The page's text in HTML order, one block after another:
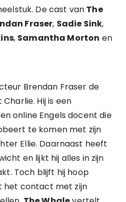
De cast van The
Fraser, Sadie Sink,
, Samantha Morton en
Brendan Fraser de
Hij is een
online Engels docent die
te komen met zijn
Ellie. Daarnaast heeft
en lijkt hij alles in zijn
Toch blijft hij hoop
het contact met zijn